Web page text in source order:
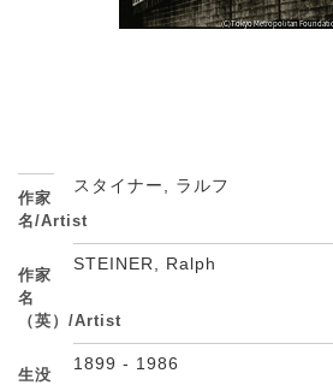
作家
名/Artist
スタイナー, ラルフ
作家
名
（英）/Artist
STEINER, Ralph
生没
1899 - 1986